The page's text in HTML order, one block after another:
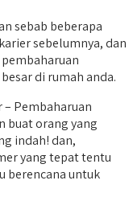
sebab beberapa
sebelumnya, dan
di rumah anda.
Pembaharuan
buat orang yang
indah! dan,
yang tepat tentu
berencana untuk